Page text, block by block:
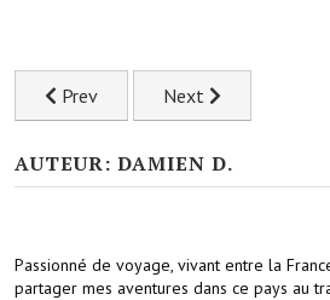
Previous article: Les paysages
Prev Next article:
Next
AUTEUR: DAMIEN D.
Passionné de voyage, vivant entre la
partager mes aventures dans ce pays au